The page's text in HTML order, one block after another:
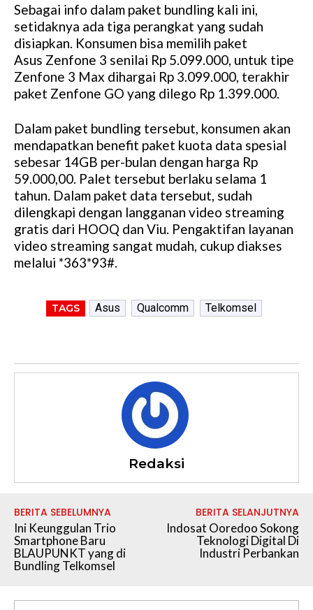
Sebagai info dalam paket bundling kali ini,
setidaknya ada tiga perangkat yang sudah
disiapkan. Konsumen bisa memilih paket
Asus Zenfone 3 senilai Rp 5.099.000, untuk tipe
Zenfone 3 Max dihargai Rp 3.099.000, terakhir
paket Zenfone GO yang dilego Rp 1.399.000.
Dalam paket bundling tersebut, konsumen akan
mendapatkan benefit paket kuota data spesial
sebesar 14GB per-bulan dengan harga Rp
59.000,00. Palet tersebut berlaku selama 1
tahun. Dalam paket data tersebut, sudah
dilengkapi dengan langganan video streaming
gratis dari HOOQ dan Viu. Pengaktifan layanan
video streaming sangat mudah, cukup diakses
melalui *363*93#.
TAGS Asus Qualcomm Telkomsel
Redaksi
BERITA SEBELUMNYA
Ini Keunggulan Trio
Smartphone Baru
BLAUPUNKT yang di
Bundling Telkomsel
BERITA SELANJUTNYA
Indosat Ooredoo Sokong
Teknologi Digital Di
Industri Perbankan